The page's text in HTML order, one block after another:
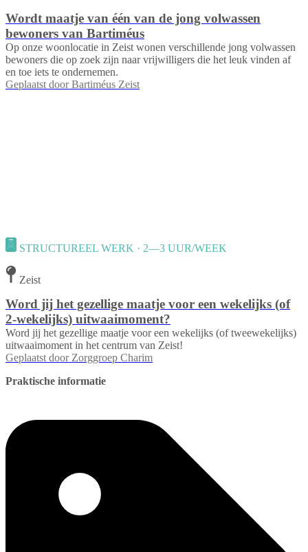
Wordt maatje van één van de jong volwassen
bewoners van Bartiméus
Op onze woonlocatie in Zeist wonen verschillende jong volwassen
bewoners die op zoek zijn naar vrijwilligers die het leuk vinden af
en toe iets te ondernemen.
Geplaatst door Bartiméus Zeist
STRUCTUREEL WERK · 2—3 UUR/WEEK
Zeist
Word jij het gezellige maatje voor een wekelijks (of
2-wekelijks) uitwaaimoment?
Word jij het gezellige maatje voor een wekelijks (of tweewekelijks)
uitwaaimoment in het centrum van Zeist!
Geplaatst door Zorggroep Charim
Praktische informatie